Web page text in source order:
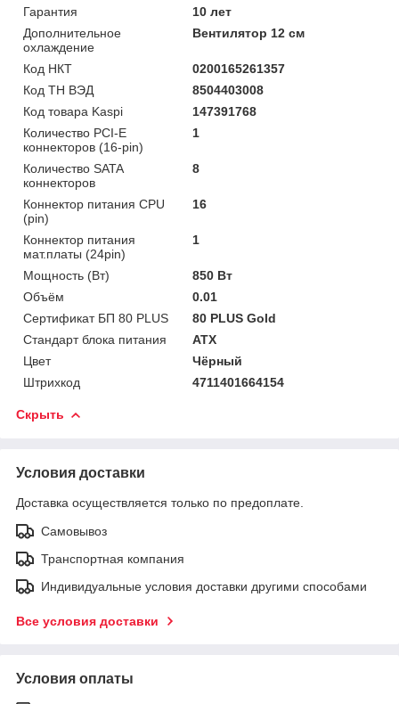
Гарантия
10 лет
Дополнительное
охлаждение
Вентилятор 12 см
Код НКТ
0200165261357
Код ТН ВЭД
8504403008
Код товара Kaspi
147391768
Количество PCI-E
коннекторов (16-pin)
1
Количество SATA
коннекторов
8
Коннектор питания CPU
(pin)
16
Коннектор питания
мат.платы (24pin)
1
Мощность (Bт)
850 Вт
Объём
0.01
Сертификат БП 80 PLUS
80 PLUS Gold
Стандарт блока питания
ATX
Цвет
Чёрный
Штрихкод
4711401664154
Скрыть
Условия доставки
Доставка осуществляется только по предоплате.
Самовывоз
Транспортная компания
Индивидуальные условия доставки другими способами
Все условия доставки
Условия оплаты